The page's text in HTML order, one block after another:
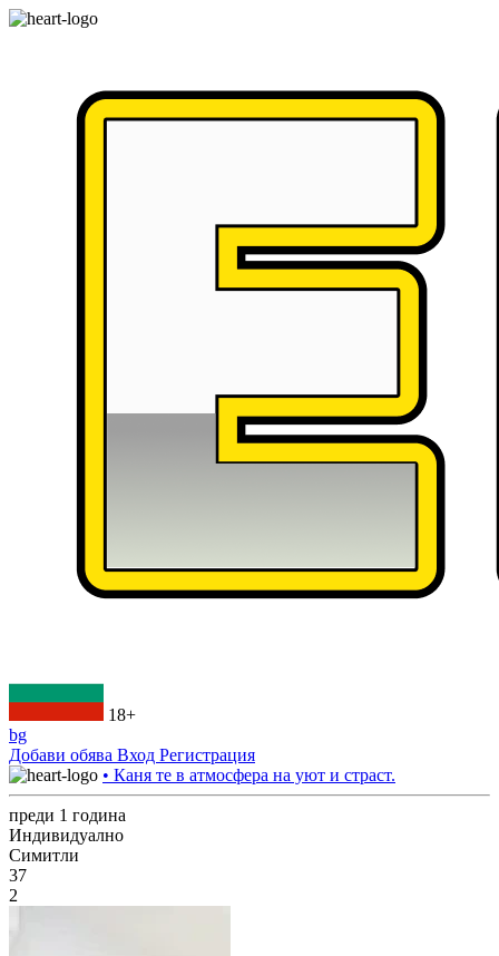
18+
bg
Добави обява Вход Регистрация
• Каня те в атмосфера на уют и страст.
преди 1 година
Индивидуално
Симитли
37
2